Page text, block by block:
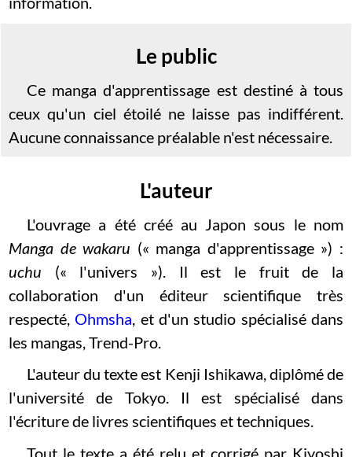
Le public
Ce manga d'apprentissage est destiné à tous
ceux qu'un ciel étoilé ne laisse pas indifférent.
Aucune connaissance préalable n'est nécessaire.
L'auteur
L'ouvrage a été créé au Japon sous le nom
Manga de wakaru (« manga d'apprentissage ») :
uchu (« l'univers »). Il est le fruit de la
collaboration d'un éditeur scientifique très
respecté, Ohmsha, et d'un studio spécialisé dans
les mangas, Trend-Pro.
L'auteur du texte est Kenji Ishikawa, diplômé de
l'université de Tokyo. Il est spécialisé dans
l'écriture de livres scientifiques et techniques.
Tout le texte a été relu et corrigé par Kiyoshi